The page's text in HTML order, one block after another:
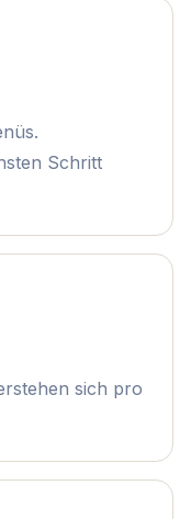
Schritt
sich pro